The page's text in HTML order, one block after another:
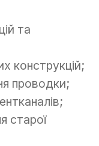
та
конструкцій;
проводки;
старої